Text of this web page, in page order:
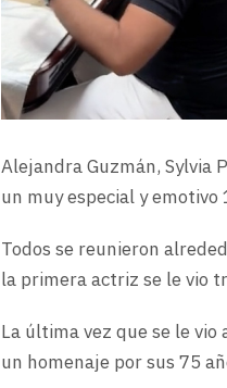
Alejandra Guzmán, Sylvia
un muy especial y emotivo
Todos se reunieron
la primera actriz se le vio
La última vez que se le
un homenaje por sus 75